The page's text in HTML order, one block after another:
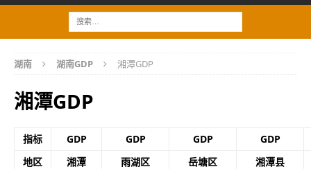
湖南 湖南GDP 湘潭GDP
湘潭GDP
指标 GDP GDP GDP
GDP
地区
湘潭 雨湖区 岳塘区
湘潭县